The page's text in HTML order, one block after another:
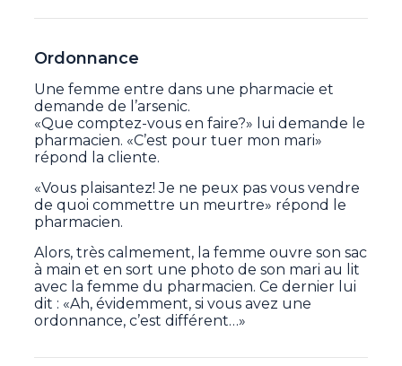
Ordonnance
Une femme entre dans une pharmacie et
demande de l’arsenic.
«Que comptez-vous en faire?» lui demande le
pharmacien. «C’est pour tuer mon mari»
répond la cliente.
«Vous plaisantez! Je ne peux pas vous vendre
de quoi commettre un meurtre» répond le
pharmacien.
Alors, très calmement, la femme ouvre son sac
à main et en sort une photo de son mari au lit
avec la femme du pharmacien. Ce dernier lui
dit : «Ah, évidemment, si vous avez une
ordonnance, c’est différent…»